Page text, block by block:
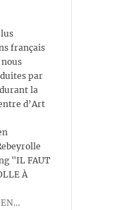
français
par
la
d’Art
"IL FAUT
À